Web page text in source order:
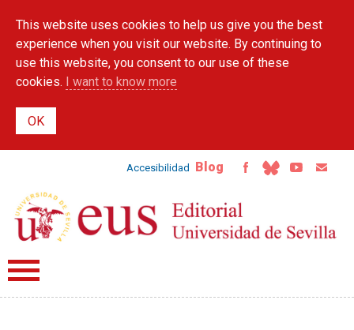
main
content
This website uses cookies to help us give you the best
experience when you visit our website. By continuing to
use this website, you consent to our use of these
cookies. I want to know more
Accesibilidad Blog